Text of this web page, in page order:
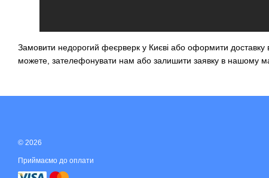
Замовити недорогий феєрверк у Києві або оформити доставку
можете, зателефонувати нам або залишити заявку в нашому
© 2026
Приймаємо до оплати